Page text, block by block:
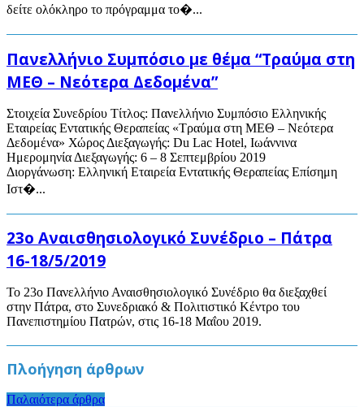
δείτε ολόκληρο το πρόγραμμα το�...
Πανελλήνιο Συμπόσιο με θέμα “Τραύμα στη
ΜΕΘ – Νεότερα Δεδομένα”
Στοιχεία Συνεδρίου Τίτλος: Πανελλήνιο Συμπόσιο Ελληνικής
Εταιρείας Εντατικής Θεραπείας «Τραύμα στη ΜΕΘ – Νεότερα
Δεδομένα» Χώρος Διεξαγωγής: Du Lac Hotel, Ιωάννινα
Ημερομηνία Διεξαγωγής: 6 – 8 Σεπτεμβρίου 2019
Διοργάνωση: Ελληνική Εταιρεία Εντατικής Θεραπείας Επίσημη
Ιστ�...
23ο Αναισθησιολογικό Συνέδριο – Πάτρα
16-18/5/2019
Το 23ο Πανελλήνιο Αναισθησιολογικό Συνέδριο θα διεξαχθεί
στην Πάτρα, στο Συνεδριακό & Πολιτιστικό Κέντρο του
Πανεπιστημίου Πατρών, στις 16-18 Μαΐου 2019.
Πλοήγηση άρθρων
Παλαιότερα άρθρα